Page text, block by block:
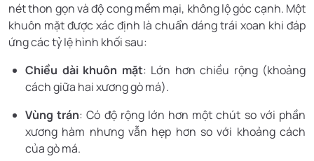
nét thon gọn và độ cong mềm mại, không lộ góc cạnh. Một
khuôn mặt được xác định là chuẩn dáng trái xoan khi đáp
ứng các tỷ lệ hình khối sau:
Chiều dài khuôn mặt: Lớn hơn chiều rộng (khoảng
cách giữa hai xương gò má).
Vùng trán: Có độ rộng lớn hơn một chút so với phần
xương hàm nhưng vẫn hẹp hơn so với khoảng cách
của gò má.